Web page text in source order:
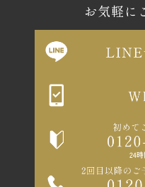
お気軽に